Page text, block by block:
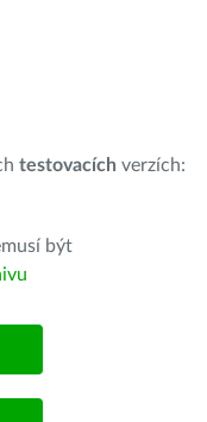
testovacích verzích:
být